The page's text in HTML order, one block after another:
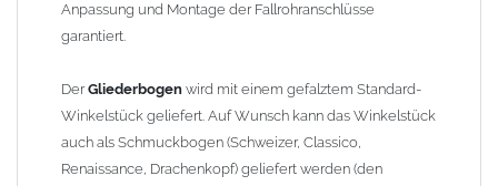
Anpassung und Montage der Fallrohranschlüsse
garantiert.
DerGliederbogen wird mit einem gefalztem Standard-
Winkelstück geliefert. Auf Wunsch kann das Winkelstück
auch als Schmuckbogen (Schweizer, Classico,
Renaissance, Drachenkopf) geliefert werden (den